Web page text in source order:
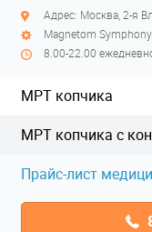
Адрес: Москва, 2-я
8.00-22.00
МРТ копчика
МРТ копчика с
Прайс-лист